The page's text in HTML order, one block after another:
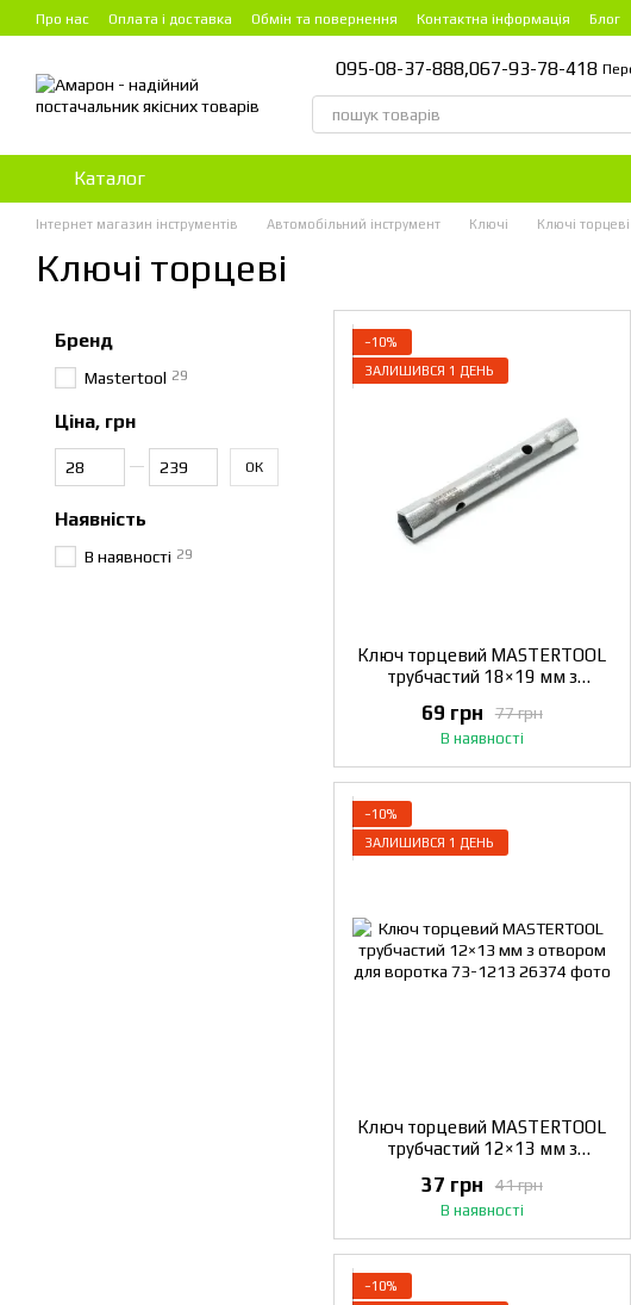
Перейти до основного контенту
Про нас Оплата і доставка Обмін та повернення Контактна інформація Блог
095-08-37-888,067-93-78-418
Каталог
Інтернет магазин інструментів Автомобільний інструмент Ключі Ключі торцеві
Ключі торцеві
−10%
ЗАЛИШИВСЯ 1 ДЕНЬ
Ключ торцевий MASTERTOOL
трубчастий 18×19 мм з
77 грн
69 грн
В наявності
−10%
ЗАЛИШИВСЯ 1 ДЕНЬ
Ключ торцевий MASTERTOOL
трубчастий 12×13 мм з
41 грн
37 грн
В наявності
−10%
Бренд
Mastertool 29
Ціна, грн
ОК
Наявність
В наявності 29